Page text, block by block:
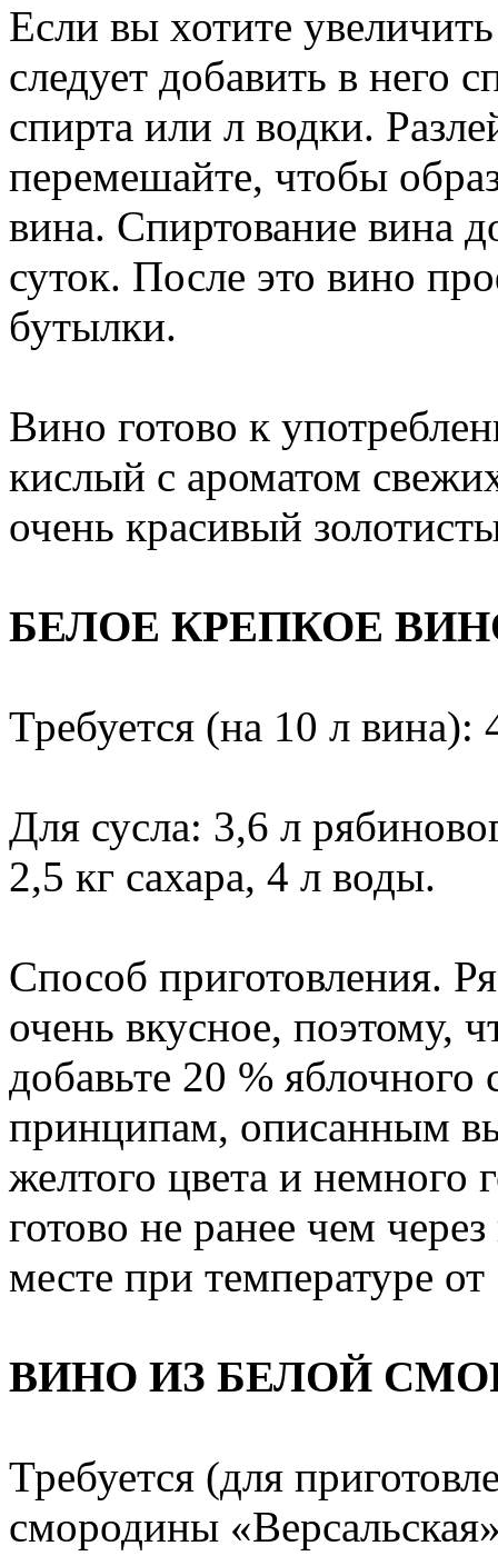
Если вы хотите
следует добавить в
спирта или л водки.
перемешайте, чтобы
вина. Спиртование вина
суток. После это вино
бутылки.
Вино готово к
кислый с ароматом
очень красивый
БЕЛОЕ КРЕПКОЕ
Требуется (на 10 л вина):
Для сусла: 3,6 л
2,5 кг сахара, 4 л воды.
Способ приготовления.
очень вкусное, поэтому,
добавьте 20 %
принципам, описанным
желтого цвета и немного
готово не ранее чем
месте при температуре
ВИНО ИЗ БЕЛОЙ
Требуется (для
смородины